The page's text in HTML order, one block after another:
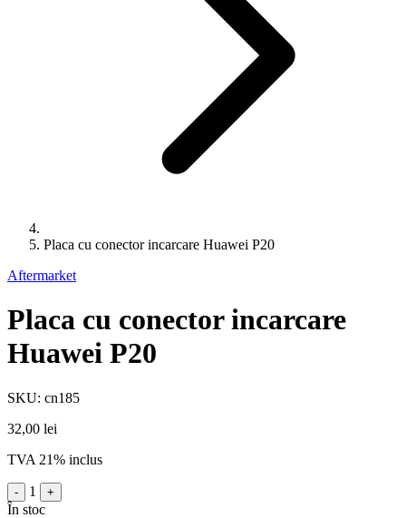
Placa cu conector incarcare Huawei P20
Aftermarket
Placa cu conector incarcare
Huawei P20
SKU: cn185
32,00 lei
TVA 21% inclus
- 1 +
În stoc